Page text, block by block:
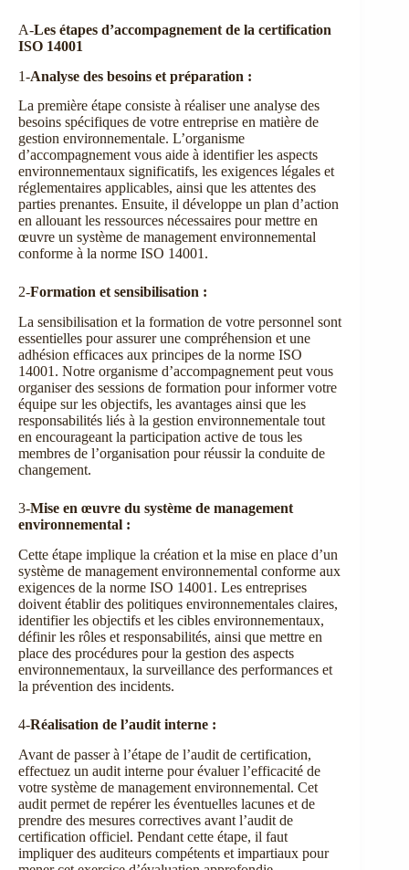
A-Les étapes d’accompagnement de la certification
ISO 14001
1-Analyse des besoins et préparation :
La première étape consiste à réaliser une analyse des
besoins spécifiques de votre entreprise en matière de
gestion environnementale. L’organisme
d’accompagnement vous aide à identifier les aspects
environnementaux significatifs, les exigences légales et
réglementaires applicables, ainsi que les attentes des
parties prenantes. Ensuite, il développe un plan d’action
en allouant les ressources nécessaires pour mettre en
œuvre un système de management environnemental
conforme à la norme ISO 14001.
2-Formation et sensibilisation :
La sensibilisation et la formation de votre personnel sont
essentielles pour assurer une compréhension et une
adhésion efficaces aux principes de la norme ISO
14001. Notre organisme d’accompagnement peut vous
organiser des sessions de formation pour informer votre
équipe sur les objectifs, les avantages ainsi que les
responsabilités liés à la gestion environnementale tout
en encourageant la participation active de tous les
membres de l’organisation pour réussir la conduite de
changement.
3-Mise en œuvre du système de management
environnemental :
Cette étape implique la création et la mise en place d’un
système de management environnemental conforme aux
exigences de la norme ISO 14001. Les entreprises
doivent établir des politiques environnementales claires,
identifier les objectifs et les cibles environnementaux,
définir les rôles et responsabilités, ainsi que mettre en
place des procédures pour la gestion des aspects
environnementaux, la surveillance des performances et
la prévention des incidents.
4-Réalisation de l’audit interne :
Avant de passer à l’étape de l’audit de certification,
effectuez un audit interne pour évaluer l’efficacité de
votre système de management environnemental. Cet
audit permet de repérer les éventuelles lacunes et de
prendre des mesures correctives avant l’audit de
certification officiel. Pendant cette étape, il faut
impliquer des auditeurs compétents et impartiaux pour